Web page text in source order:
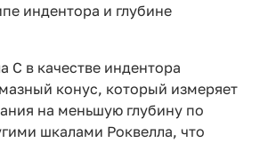
индентора и глубине
C в качестве индентора
конус, который измеряет
на меньшую глубину по
шкалами Роквелла, что